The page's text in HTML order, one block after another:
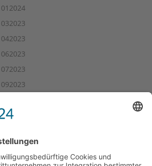
012024
032023
042023
062023
072023
092023
2023
2025
2026